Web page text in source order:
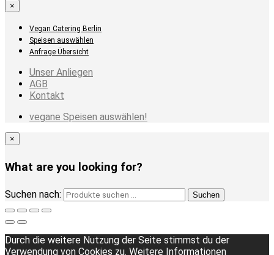
×
Vegan Catering Berlin
Speisen auswählen
Anfrage Übersicht
Unser Anliegen
AGB
Kontakt
vegane Speisen auswählen!
×
What are you looking for?
Suchen nach: Suchen
Durch die weitere Nutzung der Seite stimmst du der
Verwendung von Cookies zu. Weitere Informationen